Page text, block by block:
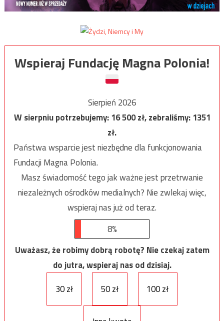
Wspieraj Fundację Magna Polonia!
Sierpień 2026
W sierpniu potrzebujemy:16 500zł, zebraliśmy:1351
zł.
Państwa wsparcie jest niezbędne dla funkcjonowania
Fundacji Magna Polonia.
Masz świadomość tego jak ważne jest przetrwanie
niezależnych ośrodków medialnych? Nie zwlekaj więc,
wspieraj nas już od teraz.
8%
Uważasz, że robimy dobrą robotę? Nie czekaj zatem
do jutra, wspieraj nas od dzisiaj.
30 zł
50 zł 100 zł